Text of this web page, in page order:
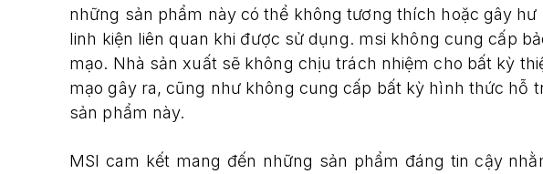
những sản phẩm này có thể không tương thích hoặc gây
linh kiện liên quan khi được sử dụng. msi không cung cấp
mạo. Nhà sản xuất sẽ không chịu trách nhiệm cho bất kỳ
mạo gây ra, cũng như không cung cấp bất kỳ hình thức hỗ
sản phẩm này.
MSI cam kết mang đến những sản phẩm đáng tin cậy